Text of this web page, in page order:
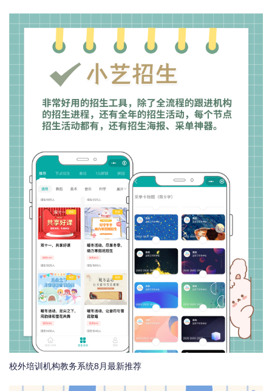
校外培训机构教务系统8月最新推荐